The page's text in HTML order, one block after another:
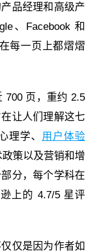
品经理和高级产
、Facebook 和
每一页上都熠熠
700 页，重约 2.5
让人们理解这七
理学、 用户体验
策以及营销和增
分，每个学科在
上的 4.7/5 星评
仅是因为作者如